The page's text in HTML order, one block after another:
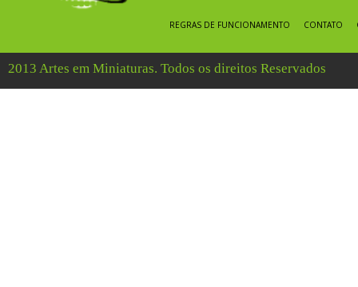
REGRAS DE FUNCIONAMENTO CONTATO
2013 Artes em Miniaturas. Todos os direitos Reservados